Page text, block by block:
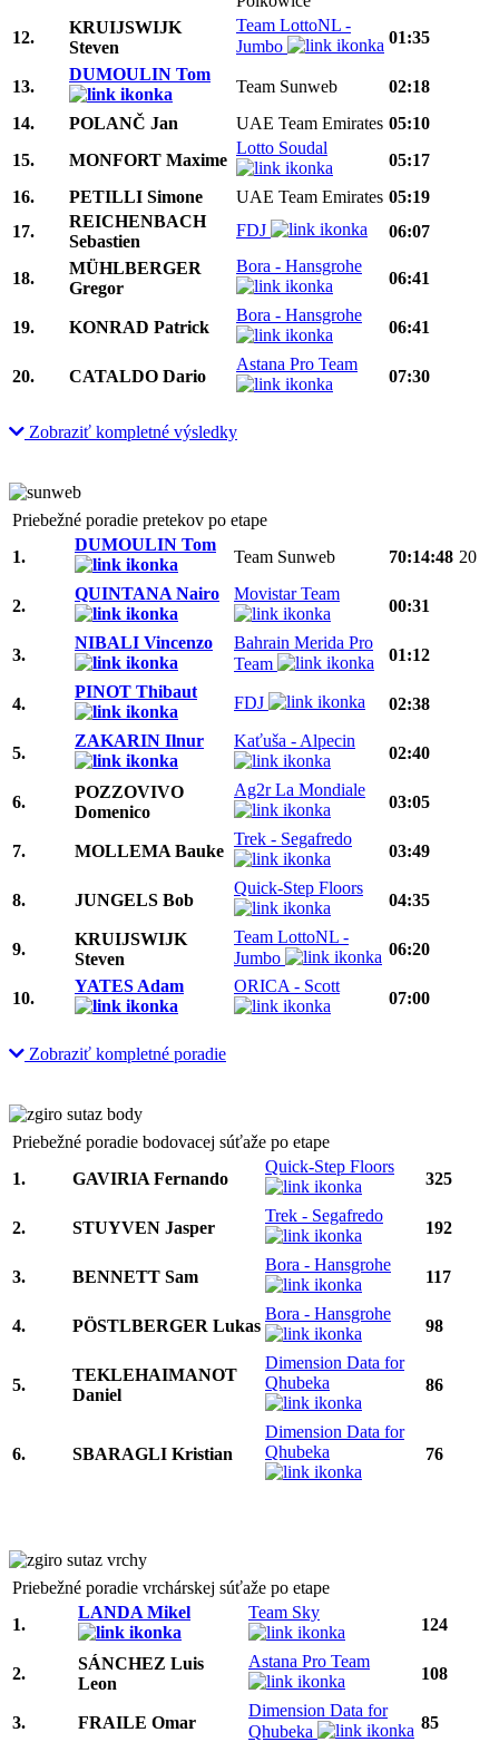
12.
KRUIJSWIJK
Steven
Team LottoNL -
Jumbo
01:35
13.
DUMOULIN Tom
Team Sunweb
02:18
14.
POLANČ Jan UAE Team Emirates 05:10
15.
MONFORT Maxime
Lotto Soudal
05:17
16.
PETILLI Simone UAE Team Emirates 05:19
17.
REICHENBACH
Sebastien
FDJ 06:07
18.
MÜHLBERGER
Gregor
Bora - Hansgrohe
06:41
19. KONRAD Patrick
Bora - Hansgrohe
06:41
20. CATALDO Dario
Astana Pro Team
07:30
Zobraziť kompletné výsledky
Priebežné poradie pretekov po etape
1.
DUMOULIN Tom
Team Sunweb 70:14:48 20
2.
QUINTANA Nairo Movistar Team
00:31
3.
NIBALI Vincenzo
Bahrain Merida Pro
Team
01:12
4.
PINOT Thibaut
FDJ 02:38
5.
ZAKARIN Ilnur Kaťuša - Alpecin
02:40
6.
POZZOVIVO
Domenico
Ag2r La Mondiale
03:05
7. MOLLEMA Bauke
Trek - Segafredo
03:49
8. JUNGELS Bob
Quick-Step Floors
04:35
9.
KRUIJSWIJK
Steven
Team LottoNL -
Jumbo
06:20
10.
YATES Adam ORICA - Scott
07:00
Zobraziť kompletné poradie
Priebežné poradie bodovacej súťaže po etape
1.
GAVIRIA Fernando
Quick-Step Floors
325
2. STUYVEN Jasper
Trek - Segafredo
192
3. BENNETT Sam
Bora - Hansgrohe
117
4. PÖSTLBERGER Lukas
Bora - Hansgrohe
98
5.
TEKLEHAIMANOT
Daniel
Dimension Data for
Qhubeka
86
6. SBARAGLI Kristian
Dimension Data for
Qhubeka
76
Priebežné poradie vrchárskej súťaže po etape
1.
LANDA Mikel Team Sky
124
2.
SÁNCHEZ Luis
Leon
Astana Pro Team
108
3. FRAILE Omar
Dimension Data for
Qhubeka
85